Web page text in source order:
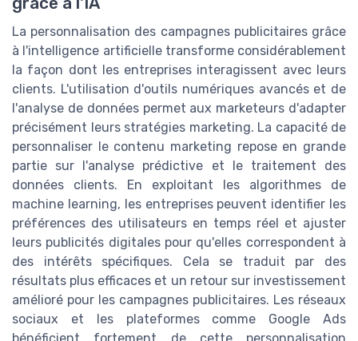
La personnalisation des campagnes publicitaires grâce
à l'intelligence artificielle transforme considérablement
la façon dont les entreprises interagissent avec leurs
clients. L'utilisation d'outils numériques avancés et de
l'analyse de données permet aux marketeurs d'adapter
précisément leurs stratégies marketing. La capacité de
personnaliser le contenu marketing repose en grande
partie sur l'analyse prédictive et le traitement des
données clients. En exploitant les algorithmes de
machine learning, les entreprises peuvent identifier les
préférences des utilisateurs en temps réel et ajuster
leurs publicités digitales pour qu'elles correspondent à
des intérêts spécifiques. Cela se traduit par des
résultats plus efficaces et un retour sur investissement
amélioré pour les campagnes publicitaires. Les réseaux
sociaux et les plateformes comme Google Ads
bénéficient fortement de cette personnalisation